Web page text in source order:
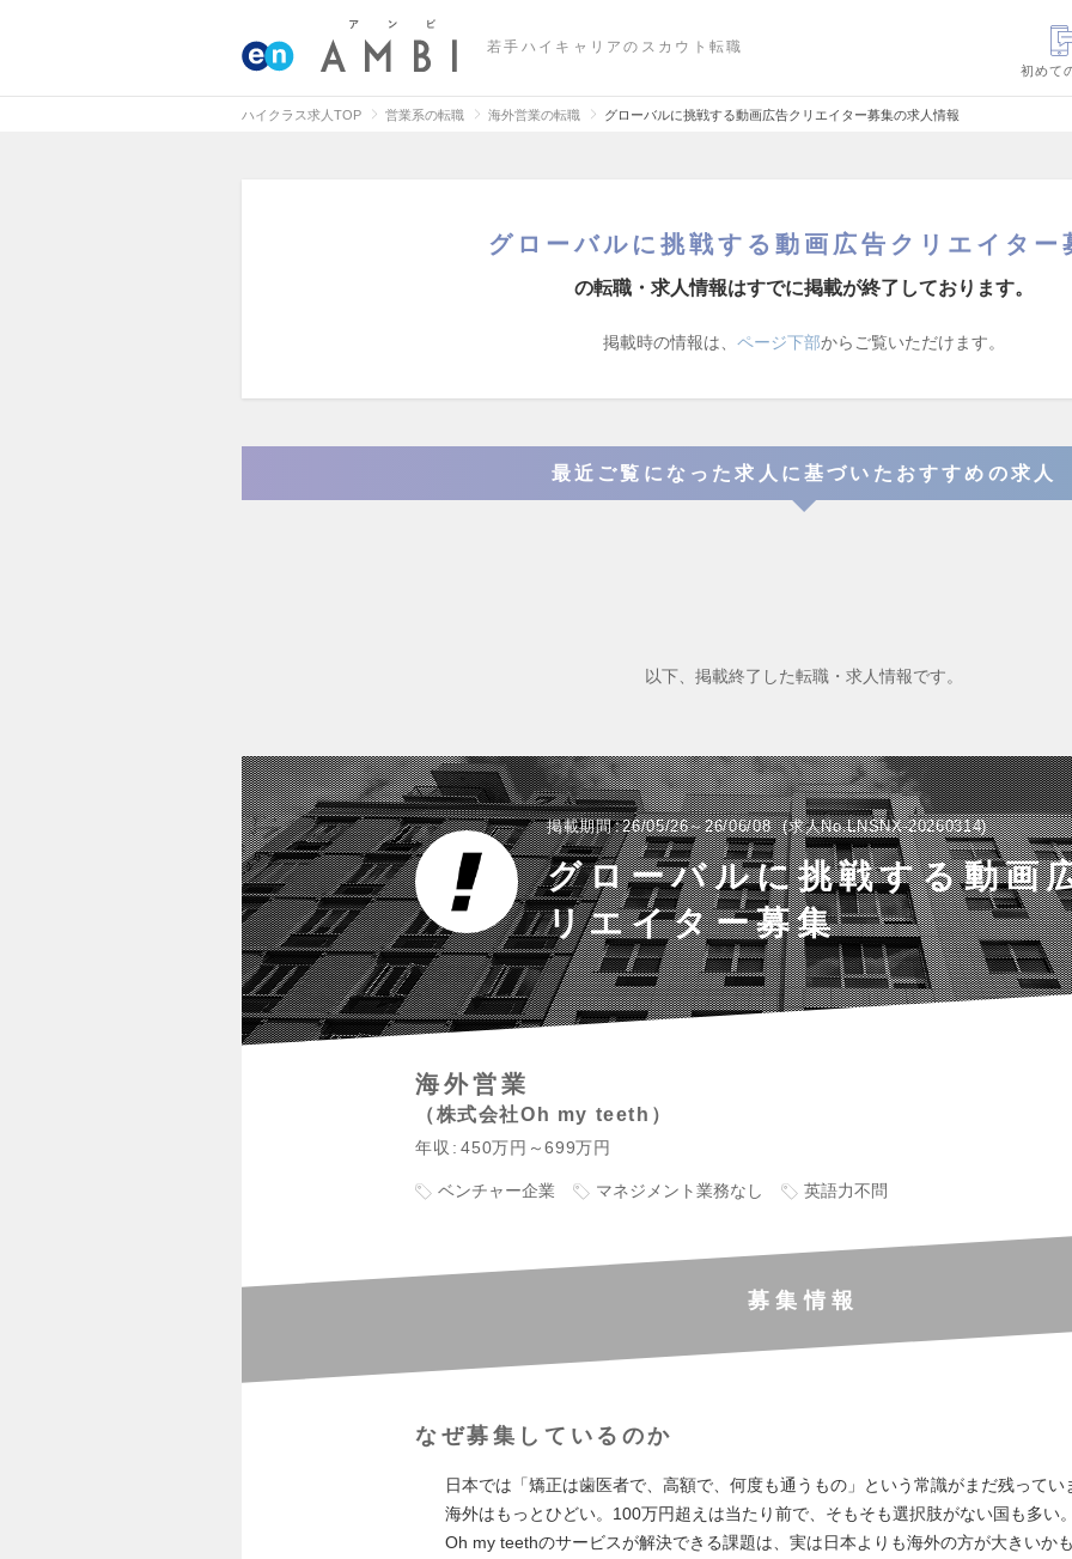
若手ハイキャリアのスカウト転職
初めて
ハイクラス求人TOP 営業系の転職 海外営業の転職 グローバルに挑戦する動画広告クリエイター募集の求人情報
グローバルに挑戦する動画広告クリエイター
の転職・求人情報はすでに掲載が終了しております。
掲載時の情報は、 ページ下部からご覧いただけます。
最近ご覧になった求人に基づいたおすすめの求人
以下、掲載終了した転職・求人情報です。
掲載期間 26/05/26～26/06/08 求人No.LNSNX-20260314
グローバルに挑戦する動画
リエイター募集
海外営業
株式会社Oh my teeth
年収 450万円～699万円
ベンチャー企業 マネジメント業務なし 英語力不問
募集情報
なぜ募集しているのか
日本では「矯正は歯医者で、高額で、何度も通うもの」という常識がまだ残ってい
海外はもっとひどい。100万円超えは当たり前で、そもそも選択肢がない国も多い
Oh my teethのサービスが解決できる課題は、実は日本よりも海外の方が大きいか